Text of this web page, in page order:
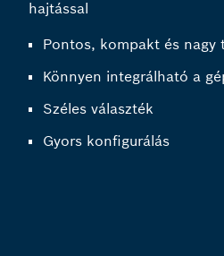
hajtással
Pontos, kompakt és nagy
Könnyen integrálható a
Széles választék
Gyors konfigurálás